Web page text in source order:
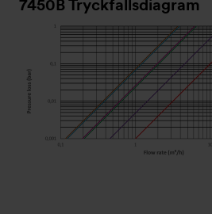
7450B Tryckfallsdiagram